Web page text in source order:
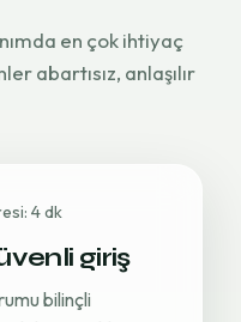
en çok ihtiyaç
abartısız, anlaşılır
4 dk
giriş
bilinçli